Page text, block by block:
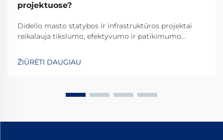
projektuose?
Didelio masto statybos ir infrastruktūros projektai
reikalauja tikslumo, efektyvumo ir patikimumo
elementų, kurie užtikrina projekto sėkmę, išsiskiria
standartizuotos pagrindo plokštės kaip esminiai
ŽIŪRĖTI DAUGIAU